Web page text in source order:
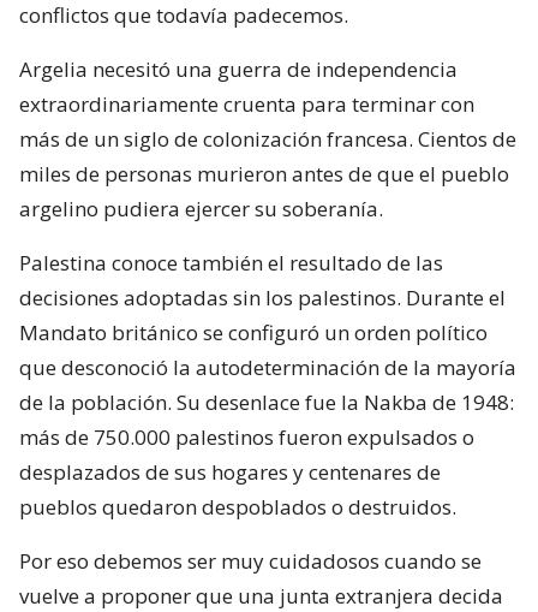
conflictos que todavía padecemos.
Argelia necesitó una guerra de independencia
extraordinariamente cruenta para terminar con
más de un siglo de colonización francesa. Cientos de
miles de personas murieron antes de que el pueblo
argelino pudiera ejercer su soberanía.
Palestina conoce también el resultado de las
decisiones adoptadas sin los palestinos. Durante el
Mandato británico se configuró un orden político
que desconoció la autodeterminación de la mayoría
de la población. Su desenlace fue la Nakba de 1948:
más de 750.000 palestinos fueron expulsados o
desplazados de sus hogares y centenares de
pueblos quedaron despoblados o destruidos.
Por eso debemos ser muy cuidadosos cuando se
vuelve a proponer que una junta extranjera decida